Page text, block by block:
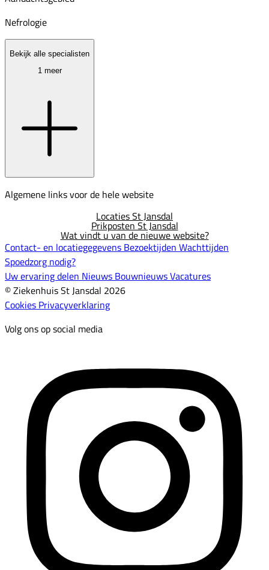
Nefrologie
Bekijk alle specialisten
1 meer
Algemene links voor de hele website
Locaties St Jansdal
Prikposten St Jansdal
Wat vindt u van de nieuwe website?
Contact- en locatiegegevens Bezoektijden Wachttijden
Spoedzorg nodig?
Uw ervaring delen Nieuws BouwnieuwsVacatures
© Ziekenhuis St Jansdal 2026
Cookies Privacyverklaring
Volg ons op social media